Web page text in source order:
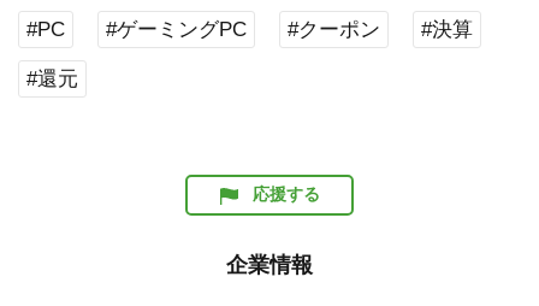
#PC #ゲーミングPC #クーポン #決算
#還元
応援する
企業情報